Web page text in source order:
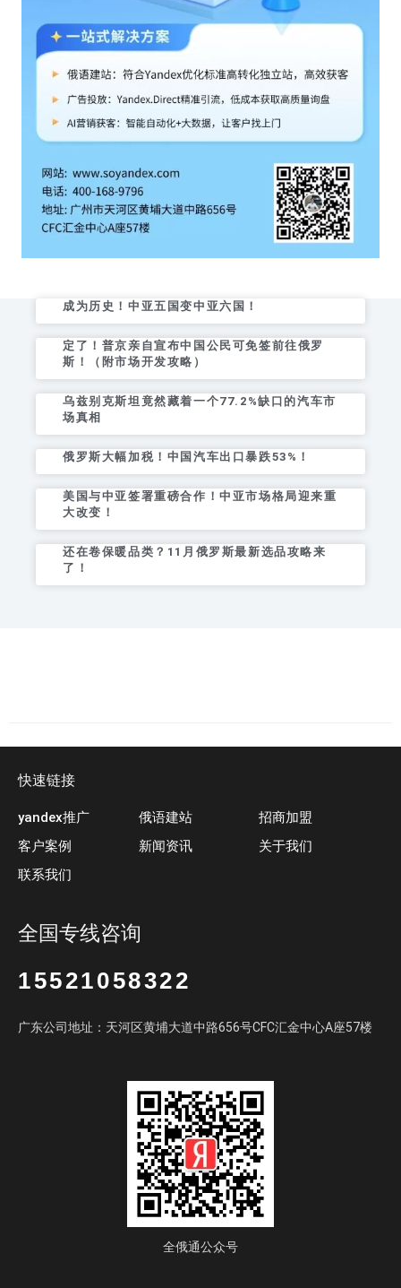
成为历史！中亚五国变中亚六国！
定了！普京亲自宣布中国公民可免签前往俄罗
斯！（附市场开发攻略）
乌兹别克斯坦竟然藏着一个77.2%缺口的汽车市
场真相
俄罗斯大幅加税！中国汽车出口暴跌53%！
美国与中亚签署重磅合作！中亚市场格局迎来重
大改变！
还在卷保暖品类？11月俄罗斯最新选品攻略来
了！
快速链接
yandex推广
客户案例
联系我们
俄语建站
新闻资讯
招商加盟
关于我们
全国专线咨询
15521058322
广东公司地址：天河区黄埔大道中路656号CFC汇金中心A座57楼
全俄通公众号